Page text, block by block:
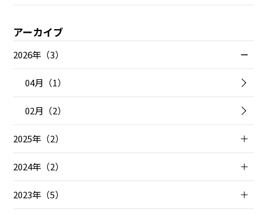
アーカイブ
2026年（3）
04月（1）
02月（2）
2025年（2）
2024年（2）
2023年（5）